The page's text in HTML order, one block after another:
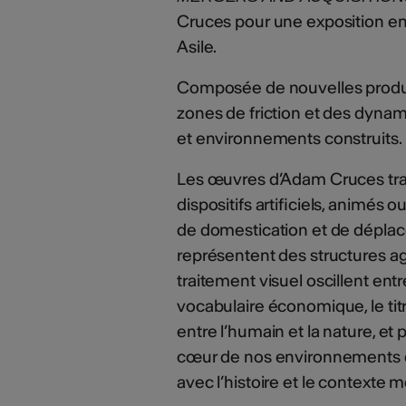
Cruces pour une exposition
Asile.
Composée de nouvelles
zones de friction et des
et environnements construits.
Les œuvres d’Adam Cruces
dispositifs artificiels, animés
de domestication et de
représentent des structures
traitement visuel oscillent
vocabulaire économique, le
entre l’humain et la nature,
cœur de nos environnements
avec l’histoire et le contexte